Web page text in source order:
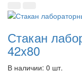
Стакан
42x80
В наличии: 0 шт.